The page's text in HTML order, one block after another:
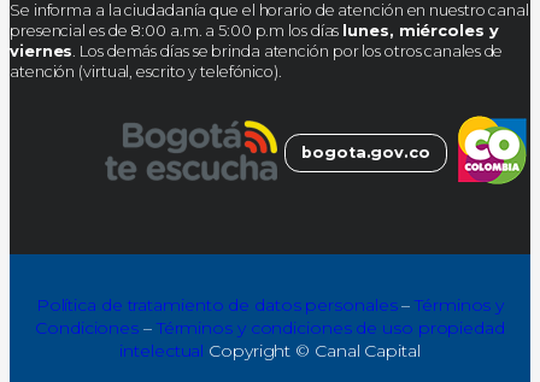
Se informa a la ciudadanía que el horario de atención en nuestro canal
presencial es de 8:00 a.m. a 5:00 p.m los días lunes, miércoles y
viernes. Los demás días se brinda atención por los otros canales de
atención (virtual, escrito y telefónico).
bogota.gov.co
Política de tratamiento de datos personales–Términos y
Condiciones –Términos y condiciones de uso propiedad
intelectual Copyright © Canal Capital